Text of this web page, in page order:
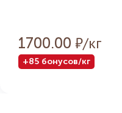
1700.00 Р
+85 бонусов/кг